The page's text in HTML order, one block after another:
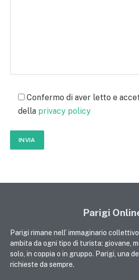
Confermo di aver letto e
della privacy policy
Parigi
Parigi rimane nell’ immaginario
ambita da ogni tipo di turista: giovane,
solo, in coppia o in gruppo. Parigi, una
richieste da sempre.